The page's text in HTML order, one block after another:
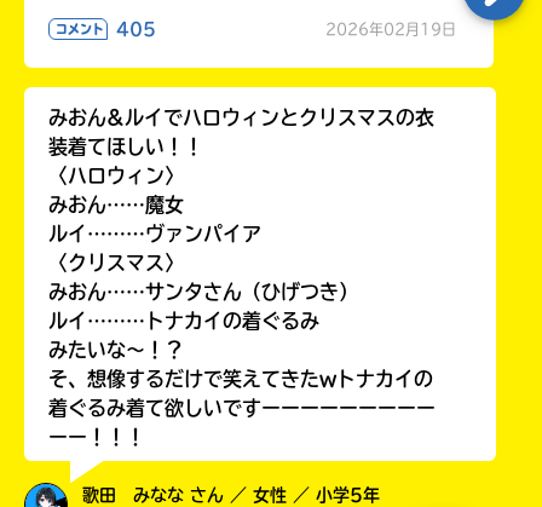
コメント 405 2026年02月19日
みおん&ルイでハロウィンとクリスマスの衣
装着てほしい！！
〈ハロウィン〉
みおん……魔女
ルイ………ヴァンパイア
〈クリスマス〉
みおん……サンタさん（ひげつき）
ルイ………トナカイの着ぐるみ
みたいな〜！？
そ、想像するだけで笑えてきたwトナカイの
着ぐるみ着て欲しいですーーーーーーーーー
ーー！！！
歌田 みなな さん ／ 女性 ／ 小学5年